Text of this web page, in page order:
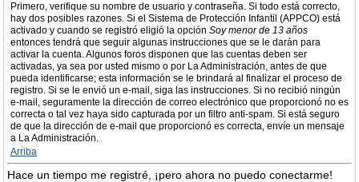
Primero, verifique su nombre de usuario y contraseña. Si todo está correcto,
hay dos posibles razones. Si el Sistema de Protección Infantil (APPCO) está
activado y cuando se registró eligió la opción Soy menor de 13 años
entonces tendrá que seguir algunas instrucciones que se le darán para
activar la cuenta. Algunos foros disponen que las cuentas deben ser
activadas, ya sea por usted mismo o por La Administración, antes de que
pueda identificarse; esta información se le brindará al finalizar el proceso de
registro. Si se le envió un e-mail, siga las instrucciones. Si no recibió ningún
e-mail, seguramente la dirección de correo electrónico que proporcionó no es
correcta o tal vez haya sido capturada por un filtro anti-spam. Si está seguro
de que la dirección de e-mail que proporcionó es correcta, envíe un mensaje
a La Administración.
Arriba
Hace un tiempo me registré, ¡pero ahora no puedo conectarme!